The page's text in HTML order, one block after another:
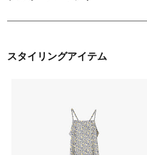
スタイリングアイテム